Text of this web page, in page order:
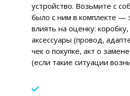
устройство. Возьмите с
было с ним в комплекте —
влиять на оценку:
аксессуары (провод,
чек о покупке, акт о
(если такие ситуации